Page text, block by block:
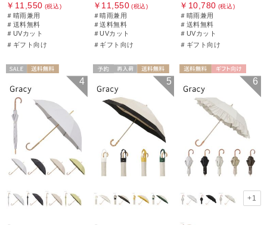
￥11,550 (税込)
＃晴雨兼用
＃送料無料
＃UVカット
＃ギフト向け
￥11,550 (税込)
＃晴雨兼用
＃送料無料
＃UVカット
＃ギフト向け
￥10,780 (税込)
＃晴雨兼用
＃送料無料
＃UVカット
＃ギフト向け
ギフト向け
4
送料無料
ギフト向け
5
ギフト向け
WOMEN
6
+1